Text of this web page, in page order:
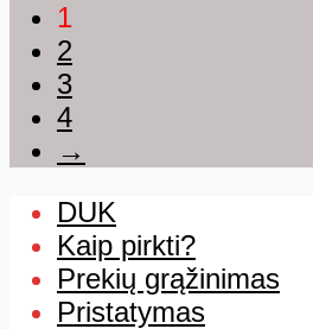
1
2
3
4
→
DUK
Kaip pirkti?
Prekių grąžinimas
Pristatymas